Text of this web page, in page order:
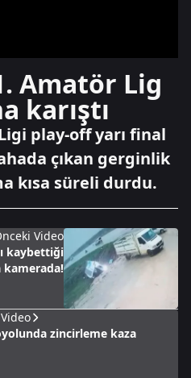
Amatör Lig
karıştı
play-off yarı final
çıkan gerginlik
kısa süreli durdu.
Video
kaybettiği
kamerada!
zincirleme kaza